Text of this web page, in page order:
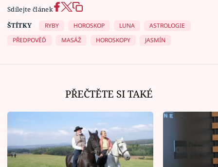
Sdílejte článek
ŠTÍTKY
RYBY HOROSKOP LUNA
ASTROLOGIE
PŘEDPOVĚĎ
MASÁŽ HOROSKOPY JASMÍN
PŘEČTĚTE SI TAKÉ